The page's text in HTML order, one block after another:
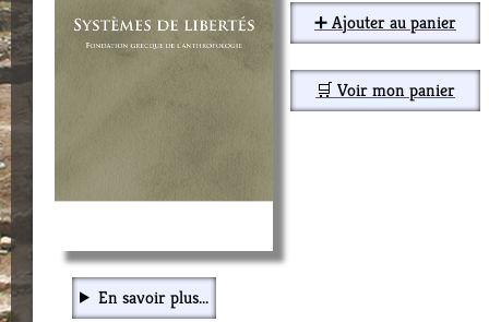
➕ Ajouter au panier
🛒 Voir mon panier
En savoir plus...